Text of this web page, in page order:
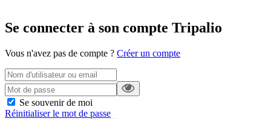
Se connecter à son compte Tripalio
Vous n'avez pas de compte ? Créer un compte
Se souvenir de moi
Réinitialiser le mot de passe